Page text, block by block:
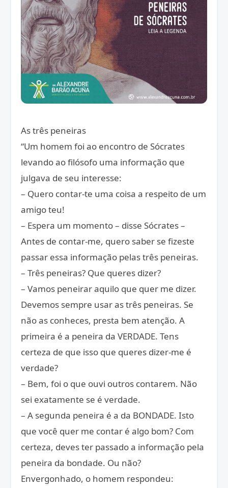
As três peneiras
“Um homem foi ao encontro de Sócrates
levando ao filósofo uma informação que
julgava de seu interesse:
– Quero contar-te uma coisa a respeito de um
amigo teu!
– Espera um momento – disse Sócrates –
Antes de contar-me, quero saber se fizeste
passar essa informação pelas três peneiras.
– Três peneiras? Que queres dizer?
– Vamos peneirar aquilo que quer me dizer.
Devemos sempre usar as três peneiras. Se
não as conheces, presta bem atenção. A
primeira é a peneira da VERDADE. Tens
certeza de que isso que queres dizer-me é
verdade?
– Bem, foi o que ouvi outros contarem. Não
sei exatamente se é verdade.
– A segunda peneira é a da BONDADE. Isto
que você quer me contar é algo bom? Com
certeza, deves ter passado a informação pela
peneira da bondade. Ou não?
Envergonhado, o homem respondeu: